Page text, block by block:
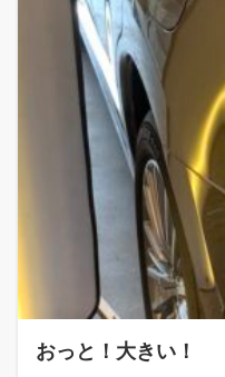
おっと！大きい！